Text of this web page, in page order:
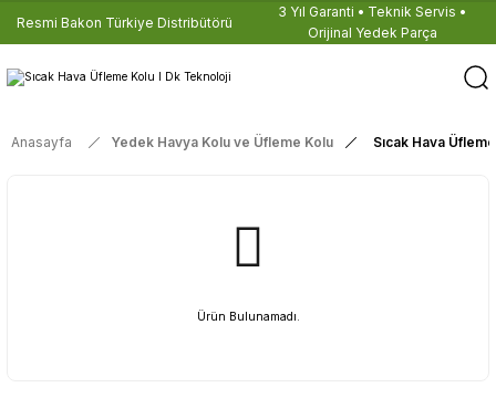
Resmi Bakon Türkiye Distribütörü
3 Yıl Garanti • Teknik Servis •
Orijinal Yedek Parça
Anasayfa Yedek Havya Kolu ve Üfleme Kolu Sıcak Hava
Ürün Bulunamadı.